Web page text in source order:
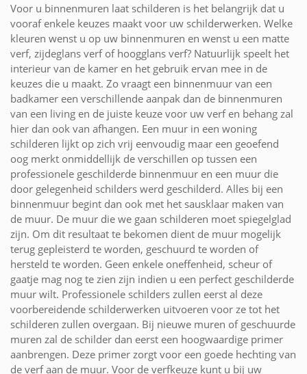
Voor u binnenmuren laat schilderen is het belangrijk dat u
vooraf enkele keuzes maakt voor uw schilderwerken. Welke
kleuren wenst u op uw binnenmuren en wenst u een matte
verf, zijdeglans verf of hoogglans verf? Natuurlijk speelt het
interieur van de kamer en het gebruik ervan mee in de
keuzes die u maakt. Zo vraagt een binnenmuur van een
badkamer een verschillende aanpak dan de binnenmuren
van een living en de juiste keuze voor uw verf en behang zal
hier dan ook van afhangen. Een muur in een woning
schilderen lijkt op zich vrij eenvoudig maar een geoefend
oog merkt onmiddellijk de verschillen op tussen een
professionele geschilderde binnenmuur en een muur die
door gelegenheid schilders werd geschilderd. Alles bij een
binnenmuur begint dan ook met het sausklaar maken van
de muur. De muur die we gaan schilderen moet spiegelglad
zijn. Om dit resultaat te bekomen dient de muur mogelijk
terug gepleisterd te worden, geschuurd te worden of
hersteld te worden. Geen enkele oneffenheid, scheur of
gaatje mag nog te zien zijn indien u een perfect geschilderde
muur wilt. Professionele schilders zullen eerst al deze
voorbereidende schilderwerken uitvoeren voor ze tot het
schilderen zullen overgaan. Bij nieuwe muren of geschuurde
muren zal de schilder dan eerst een hoogwaardige primer
aanbrengen. Deze primer zorgt voor een goede hechting van
de verf aan de muur. Voor de verfkeuze kunt u bij uw